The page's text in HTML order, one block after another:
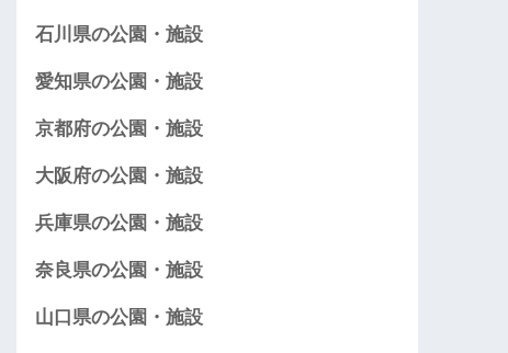
石川県の公園・施設
愛知県の公園・施設
京都府の公園・施設
大阪府の公園・施設
兵庫県の公園・施設
奈良県の公園・施設
山口県の公園・施設